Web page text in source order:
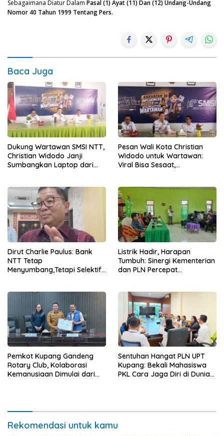
Sebagaimana Diatur Dalam Pasal (1) Ayat (11) Dan (12) Undang-Undang
Nomor 40 Tahun 1999 Tentang Pers.
Baca Juga
Dukung Wartawan SMSI NTT,
Christian Widodo Janji
Sumbangkan Laptop dari
Pesan Wali Kota Christian
Widodo untuk Wartawan:
Viral Bisa Sesaat,
Dirut Charlie Paulus: Bank
NTT Tetap
Menyumbang,Tetapi Selektif
Listrik Hadir, Harapan
Tumbuh: Sinergi Kementerian
dan PLN Percepat
Pemkot Kupang Gandeng
Rotary Club, Kolaborasi
Kemanusiaan Dimulai dari
Sentuhan Hangat PLN UPT
Kupang: Bekali Mahasiswa
PKL Cara Jaga Diri di Dunia
Rekomendasi untuk kamu